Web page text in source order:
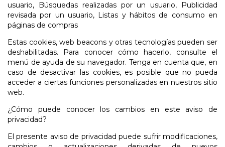
usuario, Búsquedas realizadas por un usuario, Publicidad
revisada por un usuario, Listas y hábitos de consumo en
páginas de compras
Estas cookies, web beacons y otras tecnologías pueden ser
deshabilitadas. Para conocer cómo hacerlo, consulte el
menú de ayuda de su navegador. Tenga en cuenta que, en
caso de desactivar las cookies, es posible que no pueda
acceder a ciertas funciones personalizadas en nuestros sitio
web.
¿Cómo puede conocer los cambios en este aviso de
privacidad?
El presente aviso de privacidad puede sufrir modificaciones,